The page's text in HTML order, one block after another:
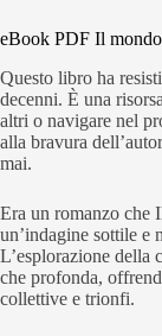
eBook PDF Il
Questo libro ha
decenni. È una
altri o navigare nel
alla bravura
mai.
Era un romanzo che
un’indagine sottile e
L’esplorazione della
che profonda,
collettive e trionfi.